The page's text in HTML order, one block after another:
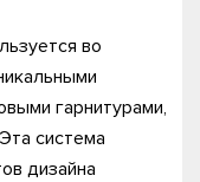
во
гарнитурами,
система
дизайна